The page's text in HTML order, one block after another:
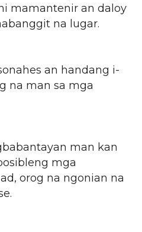
mamantenir an daloy
na lugar.
an handang i-
na man sa mga
man kan
mga
orog na ngonian na